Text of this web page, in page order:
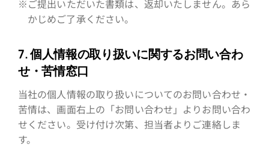
※ご提出いただいた書類は、返却いたしません。あら
かじめご了承ください。
7. 個人情報の取り扱いに関するお問い合わ
せ・苦情窓口
当社の個人情報の取り扱いについてのお問い合わせ・
苦情は、画面右上の「お問い合わせ」よりお問い合わ
せください。受け付け次第、担当者よりご連絡しま
す。